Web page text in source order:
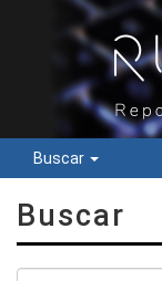
Buscar
Buscar